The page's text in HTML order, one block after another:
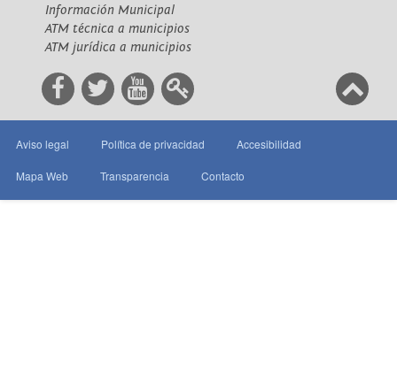
Información Municipal
ATM técnica a municipios
ATM jurídica a municipios
Aviso legal Política de privacidad Accesibilidad
Mapa Web Transparencia Contacto